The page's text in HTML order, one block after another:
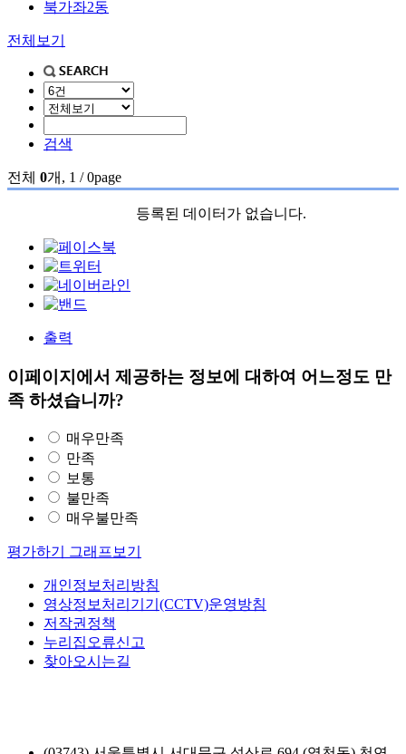
북가좌2동
전체보기
검색
전체 0개, 1 / 0page
등록된 데이터가 없습니다.
출력
이페이지에서 제공하는 정보에 대하여 어느정도 만
족 하셨습니까?
매우만족
만족
보통
불만족
매우불만족
평가하기 그래프보기
개인정보처리방침
영상정보처리기기(CCTV)운영방침
저작권정책
누리집오류신고
찾아오시는길